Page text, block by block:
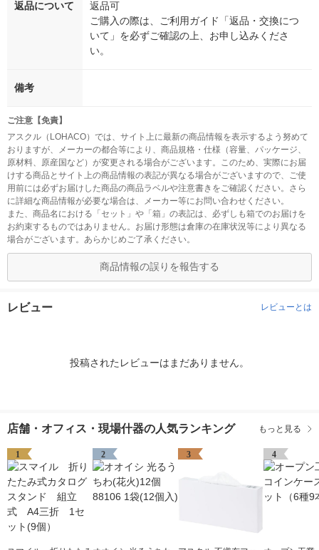
返品について
返品可
ご購入の際は、ご利用ガイド「返品・交換につ
いて」を必ずご確認の上、お申し込みくださ
い。
備考
ご注意【免責】
アスクル（LOHACO）では、サイト上に最新の商品情報を表示するよう努めて
おりますが、メーカーの都合等により、商品規格・仕様（容量、パッケージ、
原材料、原産国など）が変更される場合がございます。このため、実際にお届
けする商品とサイト上の商品情報の表記が異なる場合がございますので、ご使
用前には必ずお届けした商品の商品ラベルや注意書きをご確認ください。さら
に詳細な商品情報が必要な場合は、メーカー等にお問い合わせください。
また、商品名における「セット」や「箱」の表記は、必ずしも箱でのお届けを
お約束するものではありません。お届け形態は倉庫の在庫状況等により異なる
場合がございます。あらかじめご了承ください。
商品情報の誤りを報告する
レビュー レビューとは
投稿されたレビューはまだありません。
店舗・オフィス・現場什器の人気ランキング もっと見る
1 2 3 4